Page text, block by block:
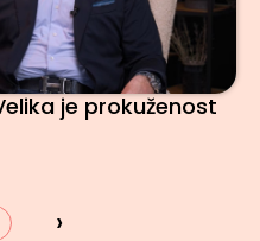
je prokuženost
›